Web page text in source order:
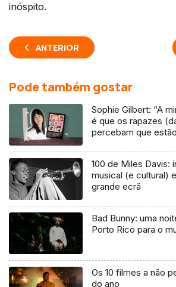
inóspito.
ANTERIOR
Pode também gostar
Sophie Gilbert: “A
é que os rapazes
percebam que
100 de Miles Davis:
musical (e cultural)
grande ecrã
Bad Bunny: uma
Porto Rico para o
Os 10 filmes a não
do ano